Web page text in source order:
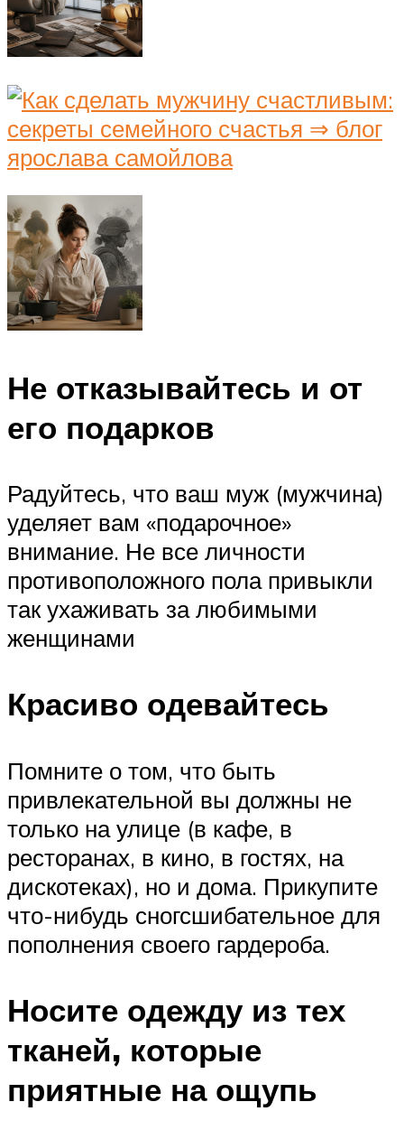
Не отказывайтесь и от
его подарков
Радуйтесь, что ваш муж (мужчина)
уделяет вам «подарочное»
внимание. Не все личности
противоположного пола привыкли
так ухаживать за любимыми
женщинами
Красиво одевайтесь
Помните о том, что быть
привлекательной вы должны не
только на улице (в кафе, в
ресторанах, в кино, в гостях, на
дискотеках), но и дома. Прикупите
что-нибудь сногсшибательное для
пополнения своего гардероба.
Носите одежду из тех
тканей, которые
приятные на ощупь